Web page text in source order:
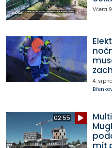
Včera
4.
02:55